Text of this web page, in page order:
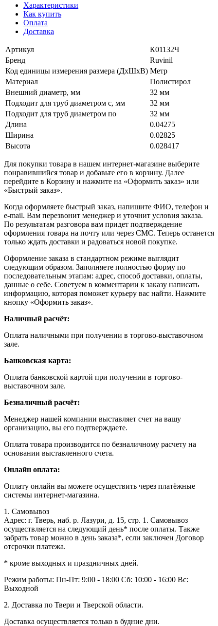
Характеристики
Как купить
Оплата
Доставка
Артикул
К01132Ч
Бренд
Ruvinil
Код единицы измерения размера (ДхШхВ) Метр
Материал
Полистирол
Внешний диаметр, мм
32 мм
Подходит для труб диаметром с, мм
32 мм
Подходит для труб диаметром по
32 мм
Длина
0.04275
Ширина
0.02825
Высота
0.028417
Для покупки товара в нашем интернет-магазине выберите
понравившийся товар и добавьте его в корзину. Далее
перейдите в Корзину и нажмите на «Оформить заказ» или
«Быстрый заказ».
Когда оформляете быстрый заказ, напишите ФИО, телефон и
e-mail. Вам перезвонит менеджер и уточнит условия заказа.
По результатам разговора вам придет подтверждение
оформления товара на почту или через СМС. Теперь останется
только ждать доставки и радоваться новой покупке.
Оформление заказа в стандартном режиме выглядит
следующим образом. Заполняете полностью форму по
последовательным этапам: адрес, способ доставки, оплаты,
данные о себе. Советуем в комментарии к заказу написать
информацию, которая поможет курьеру вас найти. Нажмите
кнопку «Оформить заказ».
Наличный расчёт:
Оплата наличными при получении в торгово-выставочном
зале.
Банковская карта:
Оплата банковской картой при получении в торгово-
выставочном зале.
Безналичный расчёт:
Менеджер нашей компании выставляет счет на вашу
организацию, вы его подтверждаете.
Оплата товара производится по безналичному расчету на
основании выставленного счета.
Онлайн оплата:
Оплату онлайн вы можете осуществить через платёжные
системы интернет-магазина.
1. Самовывоз
Адрес: г. Тверь, наб. р. Лазури, д. 15, стр. 1. Самовывоз
осуществляется на следующий день* после оплаты. Также
забрать товар можно в день заказа*, если заключен Договор
отсрочки платежа.
* кроме выходных и праздничных дней.
Режим работы: Пн-Пт: 9:00 - 18:00 Сб: 10:00 - 16:00 Вс:
Выходной
2. Доставка по Твери и Тверской области.
Доставка осуществляется только в будние дни.